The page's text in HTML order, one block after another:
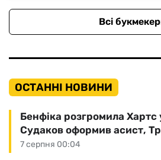
Всі
ОСТАННІ НОВИНИ
7 серпня 00:04
Бенфіка розгромила Хартс
Судаков оформив асист,